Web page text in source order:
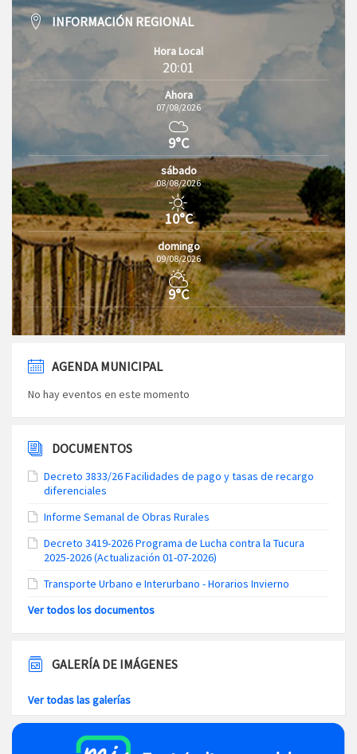
INFORMACIÓN REGIONAL
Hora Local
20:01
Ahora
07/08/2026
9°C
sábado
08/08/2026
10°C
domingo
09/08/2026
9°C
AGENDA MUNICIPAL
No hay eventos en este momento
DOCUMENTOS
Decreto 3833/26 Facilidades de pago y tasas de recargo
diferenciales
Informe Semanal de Obras Rurales
Decreto 3419-2026 Programa de Lucha contra la Tucura
2025-2026 (Actualización 01-07-2026)
Transporte Urbano e Interurbano - Horarios Invierno
Ver todos los documentos
GALERÍA DE IMÁGENES
Ver todas las galerías